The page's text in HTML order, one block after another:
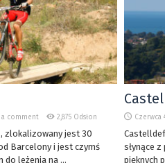
a comment 2,875 Odsłon
zlokalizowany jest 30
Barcelony i jest czymś
do leżenia na ...
Czerwca
słynące
pięknych